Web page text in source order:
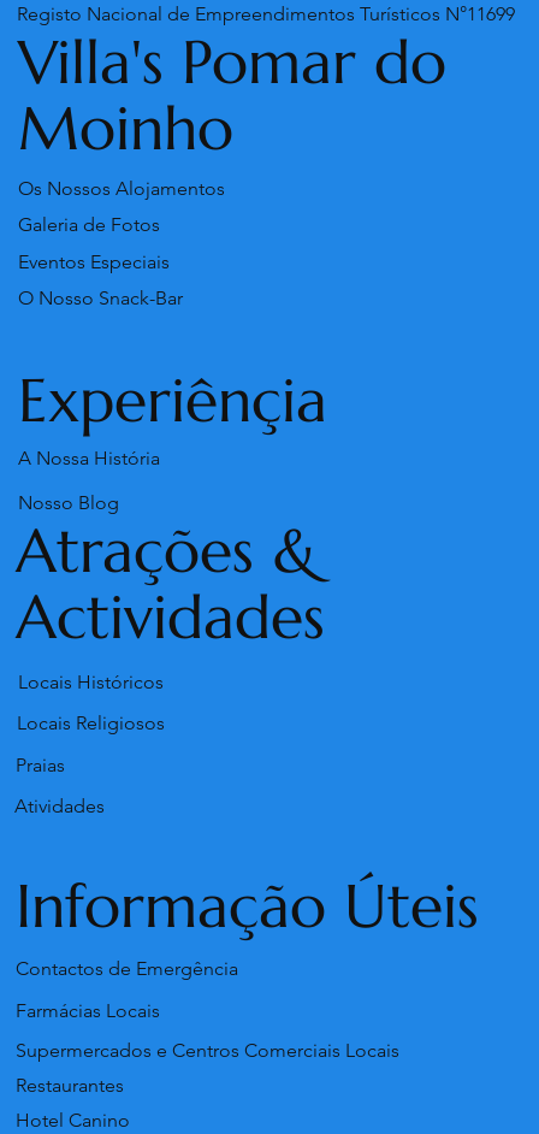
Registo Nacional de Empreendimentos Turísticos N°11699
Villa's Pomar do
Moinho
Os Nossos Alojamentos
Galeria de Fotos
O Nosso Snack-Bar
Eventos Especiais
Experiênçia
A Nossa História
Nosso Blog
Atrações &
Actividades
Locais Históricos
Locais Religiosos
Praias
Atividades
Informação Úteis
Contactos de Emergência
Farmácias Locais
Supermercados e Centros Comerciais Locais
Restaurantes
Hotel Canino